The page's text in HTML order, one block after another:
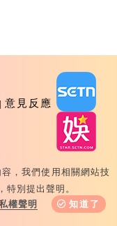
意見反應
All Rights
湖區舊宗路一段159
，我們使用相關網站技
別提出聲明。
權聲明
知道了